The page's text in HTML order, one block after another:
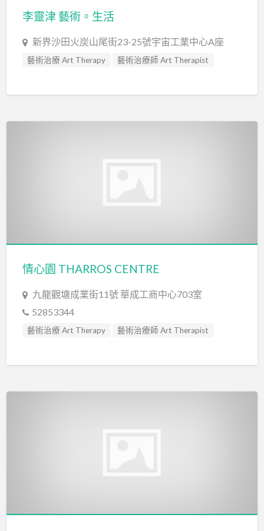
李靈津 藝術。生活
新界沙田火炭山尾街23-25號宇宙工業中心A座
藝術治療 Art Therapy 藝術治療師 Art Therapist
情心園 THARROS CENTRE
九龍觀塘成業街11號​ 華成工商中心703室
52853344
藝術治療 Art Therapy 藝術治療師 Art Therapist